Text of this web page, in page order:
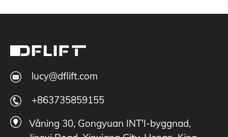
lucy@dflift.com
+863735859155
Våning 30, Gongyuan INT'I-byggnad,